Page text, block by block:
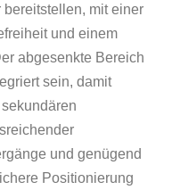
mit einer
und einem
abgesenkte Bereich
sein, damit
und genügend
Positionierung